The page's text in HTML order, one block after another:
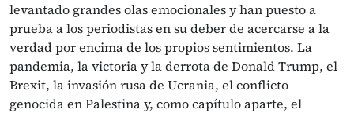
levantado grandes olas emocionales y han puesto a
prueba a los periodistas en su deber de acercarse a la
verdad por encima de los propios sentimientos. La
pandemia, la victoria y la derrota de Donald Trump, el
Brexit, la invasión rusa de Ucrania, el conflicto
genocida en Palestina y, como capítulo aparte, el